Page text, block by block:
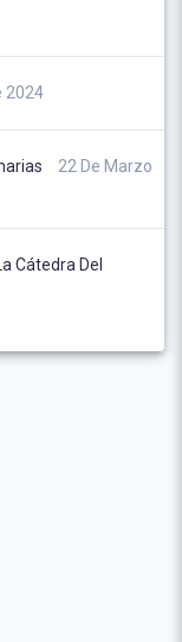
2024
22 De Marzo
Cátedra Del